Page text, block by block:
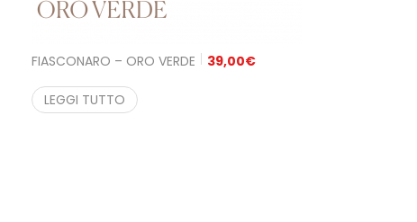
FIASCONARO – ORO VERDE 39,00€
LEGGI TUTTO